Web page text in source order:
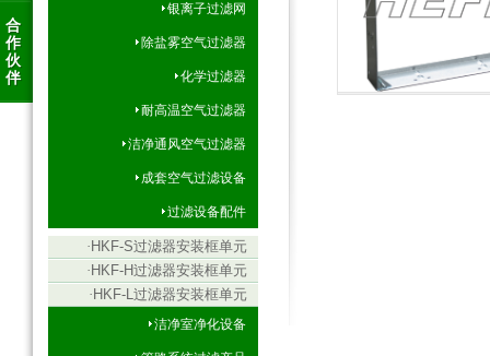
合
作
伙
伴
银离子过滤网
除盐雾空气过滤器
化学过滤器
耐高温空气过滤器
洁净通风空气过滤器
成套空气过滤设备
过滤设备配件
· HKF-S过滤器安装框单元
· HKF-H过滤器安装框单元
· HKF-L过滤器安装框单元
洁净室净化设备
过滤设备配件